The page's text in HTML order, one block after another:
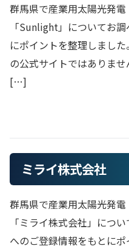
群馬県で産業用太陽光発電
「Sunlight」についてお
にポイントを整理しまし
の公式サイトではありま
[…]
ミライ株式会社
群馬県で産業用太陽光発電
「ミライ株式会社」につ
へのご登録情報をもとに